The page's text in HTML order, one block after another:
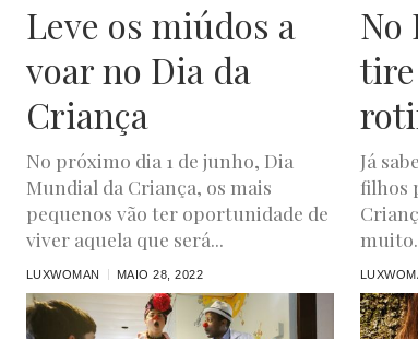
Leve os miúdos a
voar no Dia da
Criança
No próximo dia 1 de junho, Dia
Mundial da Criança, os mais
pequenos vão ter oportunidade de
viver aquela que será...
LUXWOMAN MAIO 28, 2022
No
Já
filhos